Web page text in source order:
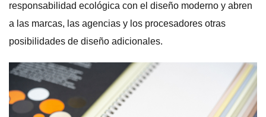
responsabilidad ecológica con el diseño moderno y abren
a las marcas, las agencias y los procesadores otras
posibilidades de diseño adicionales.